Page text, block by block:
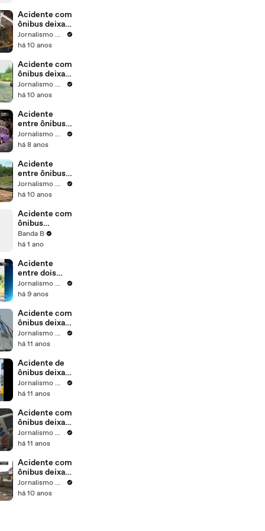
da segurança
na Bahia
Acidente com
ônibus deixa
10 mortos e
20 feridos no
Jornalismo SBT
há 10 anos
Acidente com
ônibus deixa
20 mortos e
vários feridos
Jornalismo SBT
há 10 anos
Acidente
entre ônibus e
caminhão
deixa dois
feridos
Jornalismo SBT
há 8 anos
Acidente
entre ônibus e
caminhão
deixa 20
Paraná
Jornalismo SBT
há 10 anos
Acidente com
ônibus
universitário
deixa ao
mortos no
interior de SP
Banda B
há 1 ano
Acidente
entre dois
ônibus deixa
oito mortos
paulista
Jornalismo SBT
há 9 anos
Acidente com
ônibus deixa
cinco mortos
no Rio de
Jornalismo SBT
há 11 anos
Acidente de
ônibus deixa
cinco mortos
no Rio de
Jornalismo SBT
há 11 anos
Acidente com
ônibus deixa
pelo menos 15
mortos em
Jornalismo SBT
há 11 anos
Acidente com
ônibus deixa
dois
brasileiros
Jornalismo SBT
há 10 anos